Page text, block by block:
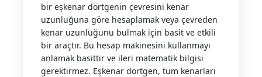
bir eşkenar dörtgenin çevresini kenar
uzunluğuna göre hesaplamak veya çevreden
kenar uzunluğunu bulmak için basit ve etkili
bir araçtır. Bu hesap makinesini kullanmayı
anlamak basittir ve ileri matematik bilgisi
gerektirmez. Eşkenar dörtgen, tüm kenarları